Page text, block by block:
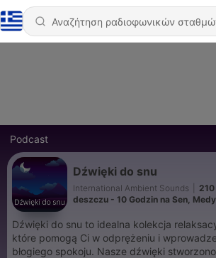
Podcast
Dźwięki do snu
International Ambient Sounds
deszczu - 10 Godzin na Sen,
Dźwięki do snu to idealna kolekcja
które pomogą Ci w odprężeniu i
błogiego spokoju. Nasze dźwięki